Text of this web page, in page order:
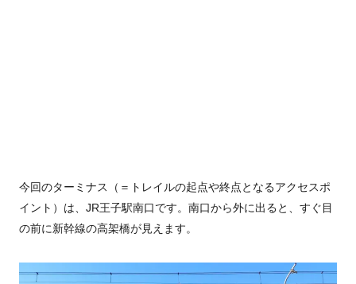
今回のターミナス（＝トレイルの起点や終点となるアクセスポ
イント）は、JR王子駅南口です。南口から外に出ると、すぐ目
の前に新幹線の高架橋が見えます。